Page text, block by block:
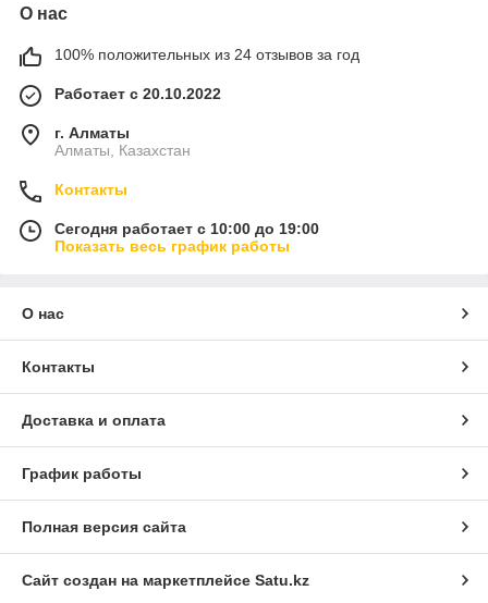
О нас
100% положительных из 24 отзывов за год
Работает с 20.10.2022
г. Алматы
Алматы, Казахстан
Контакты
Сегодня работает с 10:00 до 19:00
Показать весь график работы
О нас
Контакты
Доставка и оплата
График работы
Полная версия сайта
Сайт создан на маркетплейсе Satu.kz